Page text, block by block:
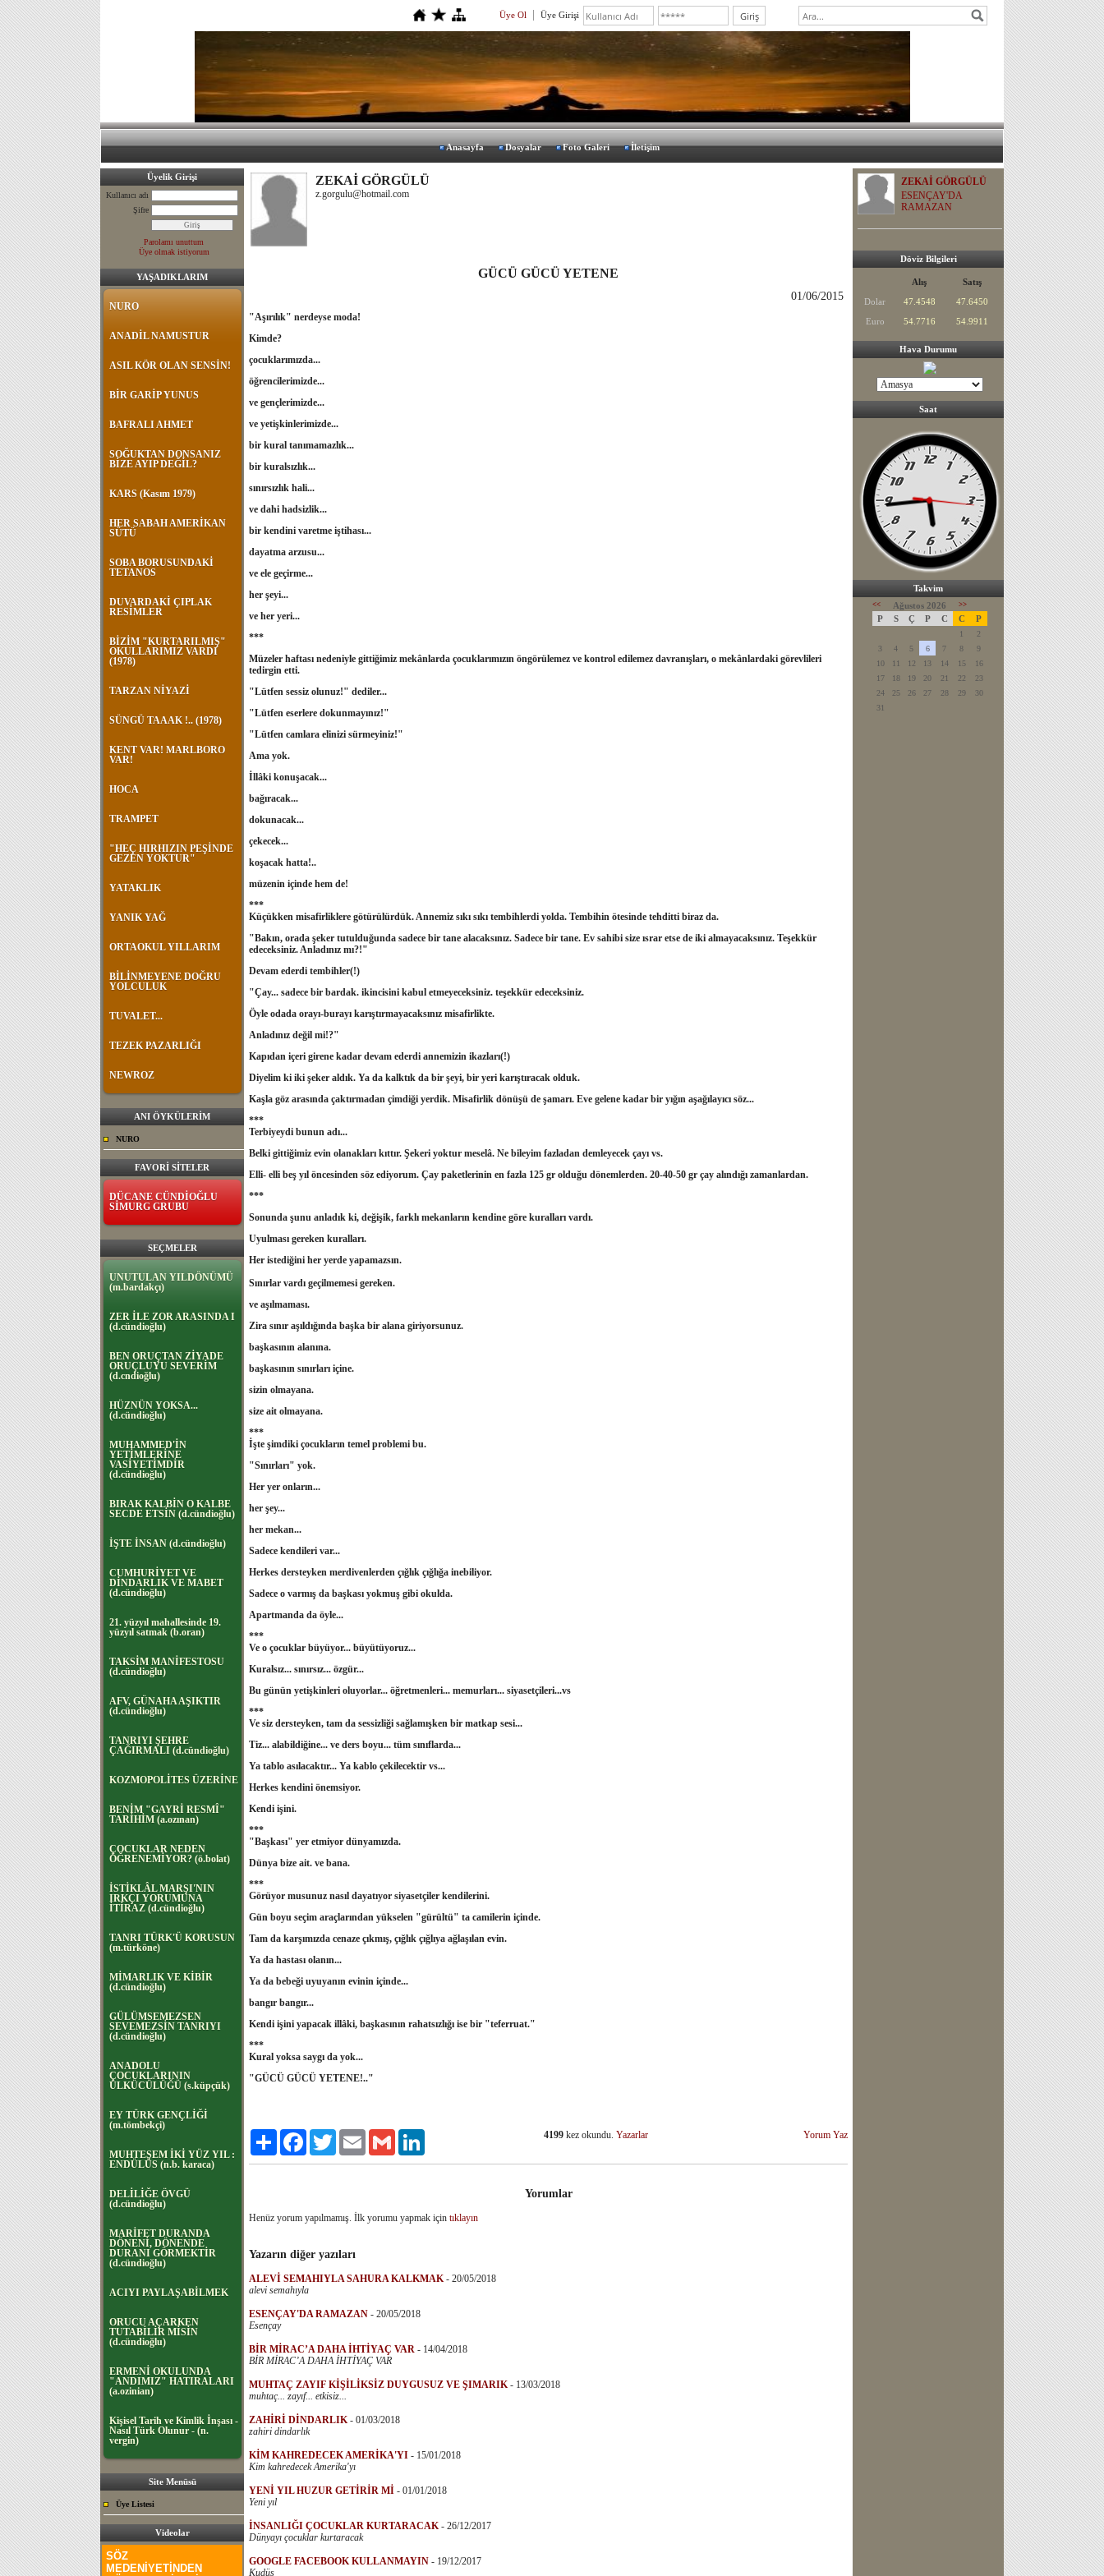
Üye Ol Üye Girişi
Anasayfa Dosyalar Foto Galeri İletişim
Üyelik Girişi
Kullanıcı adı
Şifre
Parolamı unuttum
Üye olmak istiyorum
YAŞADIKLARIM
NURO
ANADİL NAMUSTUR
ASIL KÖR OLAN SENSİN!
BİR GARİP YUNUS
BAFRALI AHMET
SOĞUKTAN DONSANIZ
BİZE AYIP DEĞİL?
KARS (Kasım 1979)
HER SABAH AMERİKAN
SÜTÜ
SOBA BORUSUNDAKİ
TETANOS
DUVARDAKİ ÇIPLAK
RESİMLER
BİZİM "KURTARILMIŞ"
OKULLARIMIZ VARDI
(1978)
TARZAN NİYAZİ
SÜNGÜ TAAAK !.. (1978)
KENT VAR! MARLBORO
VAR!
HOCA
TRAMPET
"HEÇ HIRHIZIN PEŞİNDE
GEZEN YOKTUR"
YATAKLIK
YANIK YAĞ
ORTAOKUL YILLARIM
BİLİNMEYENE DOĞRU
YOLCULUK
TUVALET...
TEZEK PAZARLIĞI
NEWROZ
ANI ÖYKÜLERİM
NURO
FAVORİ SİTELER
DÜCANE CÜNDİOĞLU
SİMURG GRUBU
SEÇMELER
UNUTULAN YILDÖNÜMÜ
(m.bardakçı)
ZER İLE ZOR ARASINDA I
(d.cündioğlu)
BEN ORUÇTAN ZİYADE
ORUÇLUYU SEVERİM
(d.cndioğlu)
HÜZNÜN YOKSA...
(d.cündioğlu)
MUHAMMED'İN
YETİMLERİNE
VASİYETİMDİR
(d.cündioğlu)
BIRAK KALBİN O KALBE
SECDE ETSİN (d.cündioğlu)
İŞTE İNSAN (d.cündioğlu)
CUMHURİYET VE
DİNDARLIK VE MABET
(d.cündioğlu)
21. yüzyıl mahallesinde 19.
yüzyıl satmak (b.oran)
TAKSİM MANİFESTOSU
(d.cündioğlu)
AFV, GÜNAHA AŞIKTIR
(d.cündioğlu)
TANRIYI ŞEHRE
ÇAĞIRMALI (d.cündioğlu)
KOZMOPOLİTES ÜZERİNE
BENİM "GAYRİ RESMÎ"
TARİHİM (a.ozınan)
ÇOCUKLAR NEDEN
ÖĞRENEMİYOR? (ö.bolat)
İSTİKLÂL MARŞI'NIN
IRKÇI YORUMUNA
İTİRAZ (d.cündioğlu)
TANRI TÜRK'Ü KORUSUN
(m.türköne)
MİMARLIK VE KİBİR
(d.cündioğlu)
GÜLÜMSEMEZSEN
SEVEMEZSİN TANRIYI
(d.cündioğlu)
ANADOLU
ÇOCUKLARININ
ÜLKÜCÜLÜĞÜ (s.küpçük)
EY TÜRK GENÇLİĞİ
(m.tömbekçi)
MUHTEŞEM İKİ YÜZ YIL :
ENDÜLÜS (n.b. karaca)
DELİLİĞE ÖVGÜ
(d.cündioğlu)
MARİFET DURANDA
DÖNENİ, DÖNENDE
DURANI GÖRMEKTİR
(d.cündioğlu)
ACIYI PAYLAŞABİLMEK
ORUCU AÇARKEN
TUTABİLİR MİSİN
(d.cündioğlu)
ERMENİ OKULUNDA
"ANDIMIZ" HATIRALARI
(a.ozinian)
Kişisel Tarih ve Kimlik İnşası -
Nasıl Türk Olunur - (n.
vergin)
Site Menüsü
Üye Listesi
Videolar
SÖZ
MEDENİYETİNDEN
ZEKAİ GÖRGÜLÜ
z.gorgulu@hotmail.com
GÜCÜ GÜCÜ YETENE
01/06/2015
"Aşırılık" nerdeyse moda!
Kimde?
çocuklarımızda...
öğrencilerimizde...
ve gençlerimizde...
ve yetişkinlerimizde...
bir kural tanımamazlık...
bir kuralsızlık...
sınırsızlık hali...
ve dahi hadsizlik...
bir kendini varetme iştihası...
dayatma arzusu...
ve ele geçirme...
her şeyi...
ve her yeri...
***
Müzeler haftası nedeniyle gittiğimiz mekânlarda çocuklarımızın öngörülemez ve kontrol edilemez davranışları, o mekânlardaki görevlileri
tedirgin etti.
"Lütfen sessiz olunuz!" dediler...
"Lütfen eserlere dokunmayınız!"
"Lütfen camlara elinizi sürmeyiniz!"
Ama yok.
İllâki konuşacak...
bağıracak...
dokunacak...
çekecek...
koşacak hatta!..
müzenin içinde hem de!
***
Küçükken misafirliklere götürülürdük. Annemiz sıkı sıkı tembihlerdi yolda. Tembihin ötesinde tehditti biraz da.
"Bakın, orada şeker tutulduğunda sadece bir tane alacaksınız. Sadece bir tane. Ev sahibi size ısrar etse de iki almayacaksınız. Teşekkür
edeceksiniz. Anladınız mı?!"
Devam ederdi tembihler(!)
"Çay... sadece bir bardak. ikincisini kabul etmeyeceksiniz. teşekkür edeceksiniz.
Öyle odada orayı-burayı karıştırmayacaksınız misafirlikte.
Anladınız değil mi!?"
Kapıdan içeri girene kadar devam ederdi annemizin ikazları(!)
Diyelim ki iki şeker aldık. Ya da kalktık da bir şeyi, bir yeri karıştıracak olduk.
Kaşla göz arasında çaktırmadan çimdiği yerdik. Misafirlik dönüşü de şamarı. Eve gelene kadar bir yığın aşağılayıcı söz...
***
Terbiyeydi bunun adı...
Belki gittiğimiz evin olanakları kıttır. Şekeri yoktur meselâ. Ne bileyim fazladan demleyecek çayı vs.
Elli- elli beş yıl öncesinden söz ediyorum. Çay paketlerinin en fazla 125 gr olduğu dönemlerden. 20-40-50 gr çay alındığı zamanlardan.
***
Sonunda şunu anladık ki, değişik, farklı mekanların kendine göre kuralları vardı.
Uyulması gereken kuralları.
Her istediğini her yerde yapamazsın.
Sınırlar vardı geçilmemesi gereken.
ve aşılmaması.
Zira sınır aşıldığında başka bir alana giriyorsunuz.
başkasının alanına.
başkasının sınırları içine.
sizin olmayana.
size ait olmayana.
***
İşte şimdiki çocukların temel problemi bu.
"Sınırları" yok.
Her yer onların...
her şey...
her mekan...
Sadece kendileri var...
Herkes dersteyken merdivenlerden çığlık çığlığa inebiliyor.
Sadece o varmış da başkası yokmuş gibi okulda.
Apartmanda da öyle...
***
Ve o çocuklar büyüyor... büyütüyoruz...
Kuralsız... sınırsız... özgür...
Bu günün yetişkinleri oluyorlar... öğretmenleri... memurları... siyasetçileri...vs
***
Ve siz dersteyken, tam da sessizliği sağlamışken bir matkap sesi...
Tiz... alabildiğine... ve ders boyu... tüm sınıflarda...
Ya tablo asılacaktır... Ya kablo çekilecektir vs...
Herkes kendini önemsiyor.
Kendi işini.
***
"Başkası" yer etmiyor dünyamızda.
Dünya bize ait. ve bana.
***
Görüyor musunuz nasıl dayatıyor siyasetçiler kendilerini.
Gün boyu seçim araçlarından yükselen "gürültü" ta camilerin içinde.
Tam da karşımızda cenaze çıkmış, çığlık çığlıya ağlaşılan evin.
Ya da hastası olanın...
Ya da bebeği uyuyanın evinin içinde...
bangır bangır...
Kendi işini yapacak illâki, başkasının rahatsızlığı ise bir "teferruat."
***
Kural yoksa saygı da yok...
"GÜCÜ GÜCÜ YETENE!.."
Paylaş FacebookTwitter Email Gmail Yorum Yaz
4199 kez okundu.Yazarlar
Yorumlar
Henüz yorum yapılmamış. İlk yorumu yapmak için tıklayın
Yazarın diğer yazıları
ALEVİ SEMAHIYLA SAHURA KALKMAK - 20/05/2018
alevi semahıyla
ESENÇAY'DA RAMAZAN - 20/05/2018
Esençay
BİR MİRAC’A DAHA İHTİYAÇ VAR - 14/04/2018
BİR MİRAC’A DAHA İHTİYAÇ VAR
MUHTAÇ ZAYIF KİŞİLİKSİZ DUYGUSUZ VE ŞIMARIK - 13/03/2018
muhtaç... zayıf... etkisiz...
ZAHİRİ DİNDARLIK - 01/03/2018
zahiri dindarlık
KİM KAHREDECEK AMERİKA'YI - 15/01/2018
Kim kahredecek Amerika'yı
YENİ YIL HUZUR GETİRİR Mİ - 01/01/2018
Yeni yıl
İNSANLIĞI ÇOCUKLAR KURTARACAK - 26/12/2017
Dünyayı çocuklar kurtaracak
GOOGLE FACEBOOK KULLANMAYIN - 19/12/2017
Kudüs
ZEKAİ GÖRGÜLÜ
ESENÇAY'DA
RAMAZAN
Döviz Bilgileri
Alış
Satış
Dolar
47.4548
47.6450
Euro
54.7716 54.9911
Hava Durumu
Saat
Takvim
<< Ağustos 2026 >>
P S Ç P C C P
1
2
3
4 5 6 7 8
9
10
11 12 13 14 15
16
17
18 19 20 21 22
23
24
25 26 27 28 29
30
31